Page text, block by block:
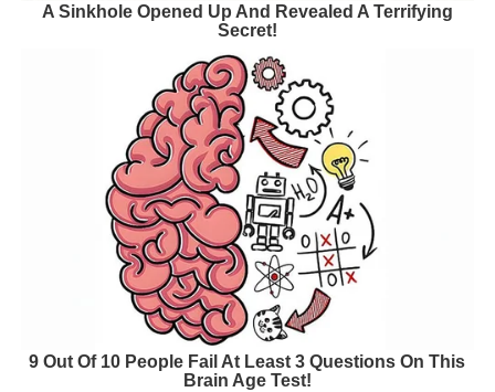
A Sinkhole Opened Up And Revealed A Terrifying
Secret!
9 Out Of 10 People Fail At Least 3 Questions On This
Brain Age Test!